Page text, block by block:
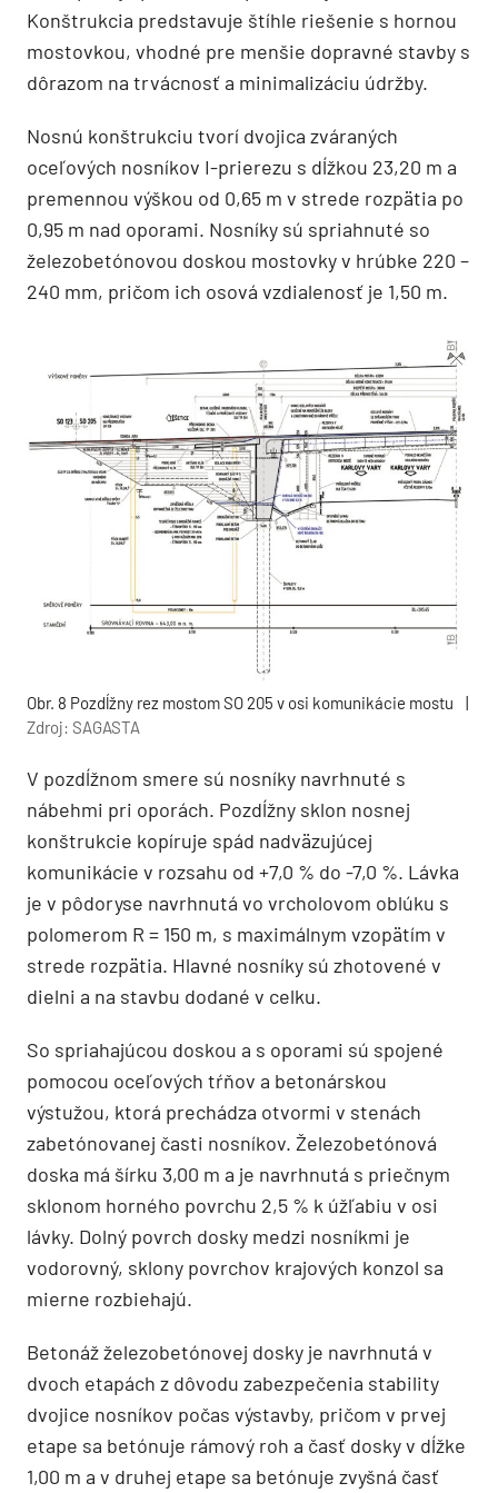
Konštrukcia predstavuje štíhle riešenie s hornou
mostovkou, vhodné pre menšie dopravné stavby s
dôrazom na trvácnosť a minimalizáciu údržby.
Nosnú konštrukciu tvorí dvojica zváraných
oceľových nosníkov I-prierezu s dĺžkou 23,20 m a
premennou výškou od 0,65 m v strede rozpätia po
0,95 m nad oporami. Nosníky sú spriahnuté so
železobetónovou doskou mostovky v hrúbke 220 –
240 mm, pričom ich osová vzdialenosť je 1,50 m.
Obr. 8 Pozdĺžny rez mostom SO 205 v osi komunikácie mostu
|
Zdroj: SAGASTA
V pozdĺžnom smere sú nosníky navrhnuté s
nábehmi pri oporách. Pozdĺžny sklon nosnej
konštrukcie kopíruje spád nadväzujúcej
komunikácie v rozsahu od +7,0 % do -7,0 %. Lávka
je v pôdoryse navrhnutá vo vrcholovom oblúku s
polomerom R = 150 m, s maximálnym vzopätím v
strede rozpätia. Hlavné nosníky sú zhotovené v
dielni a na stavbu dodané v celku.
So spriahajúcou doskou a s oporami sú spojené
pomocou oceľových tŕňov a betonárskou
výstužou, ktorá prechádza otvormi v stenách
zabetónovanej časti nosníkov. Železobetónová
doska má šírku 3,00 m a je navrhnutá s priečnym
sklonom horného povrchu 2,5 % k úžľabiu v osi
lávky. Dolný povrch dosky medzi nosníkmi je
vodorovný, sklony povrchov krajových konzol sa
mierne rozbiehajú.
Betonáž železobetónovej dosky je navrhnutá v
dvoch etapách z dôvodu zabezpečenia stability
dvojice nosníkov počas výstavby, pričom v prvej
etape sa betónuje rámový roh a časť dosky v dĺžke
1,00 m a v druhej etape sa betónuje zvyšná časť